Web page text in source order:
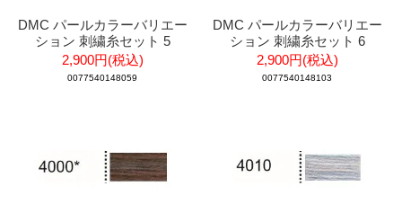
DMC パールカラーバリエー
ション 刺繍糸セット 5
2,900円(税込)
0077540148059
DMC パールカラーバリエー
ション 刺繍糸セット 6
2,900円(税込)
0077540148103